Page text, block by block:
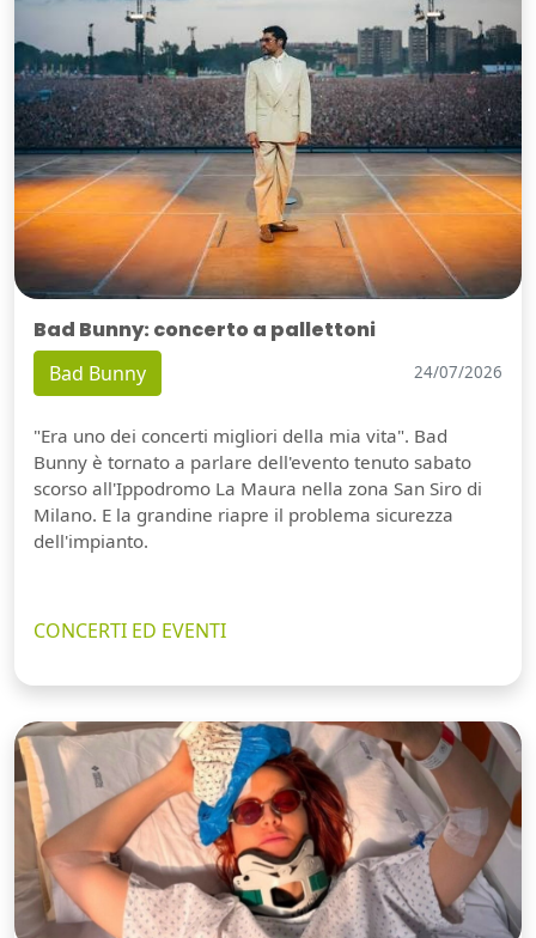
Bad Bunny: concerto a pallettoni
Bad Bunny 24/07/2026
"Era uno dei concerti migliori della mia vita". Bad
Bunny è tornato a parlare dell'evento tenuto sabato
scorso all'Ippodromo La Maura nella zona San Siro di
Milano. E la grandine riapre il problema sicurezza
dell'impianto.
CONCERTI ED EVENTI